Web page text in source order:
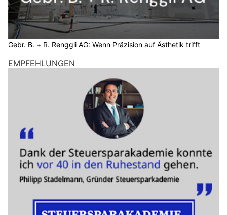
Gebr. B. + R. Renggli AG: Wenn Präzision auf Ästhetik trifft
EMPFEHLUNGEN